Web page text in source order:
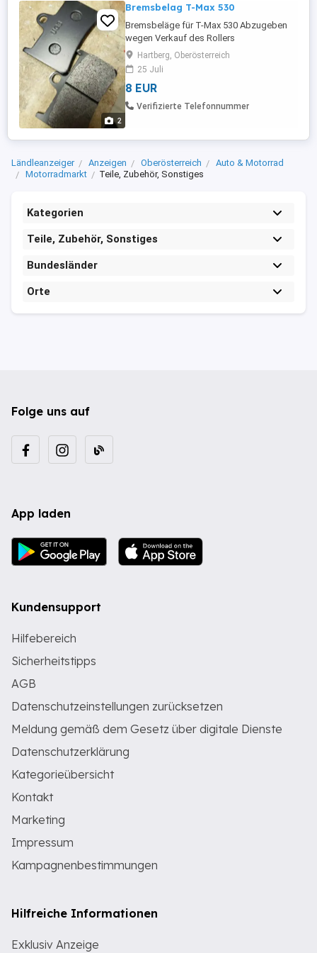
2
Bremsbelag T-Max 530
Bremsbeläge für T-Max 530 Abzugeben
wegen Verkauf des Rollers
Hartberg, Oberösterreich
25 Juli
8 EUR
Verifizierte Telefonnummer
Ländleanzeiger Anzeigen Oberösterreich
Auto & Motorrad
Motorradmarkt
Teile, Zubehör, Sonstiges
Kategorien
Teile, Zubehör, Sonstiges
Bundesländer
Orte
Folge uns auf
App laden
Kundensupport
Hilfebereich
Sicherheitstipps
AGB
Datenschutzeinstellungen zurücksetzen
Meldung gemäß dem Gesetz über digitale Dienste
Datenschutzerklärung
Kategorieübersicht
Kontakt
Marketing
Impressum
Kampagnenbestimmungen
Hilfreiche Informationen
Exklusiv Anzeige